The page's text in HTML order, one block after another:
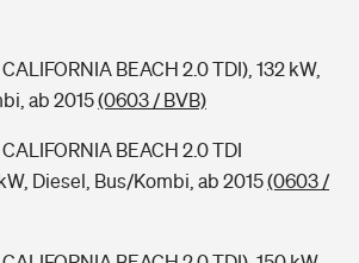
BEACH 2.0 TDI), 132 kW,
ab 2015(0603 / BVB)
BEACH 2.0 TDI
Diesel, Bus/Kombi, ab 2015(0603 /